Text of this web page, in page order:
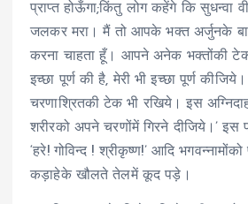
प्राप्त होऊँगा;किंतु लोग कहेंगे कि सुधन्वा
जलकर मरा। मैं तो आपके भक्त अर्जुनके
करना चाहता हूँ। आपने अनेक भक्तोंकी
इच्छा पूर्ण की है, मेरी भी इच्छा पूर्ण
चरणाश्रितकी टेक भी रखिये। इस
शरीरको अपने चरणोंमें गिरने दीजिये।’ इस
‘हरे! गोविन्द ! श्रीकृष्ण!’ आदि
कड़ाहेके खौलते तेलमें कूद पड़े।